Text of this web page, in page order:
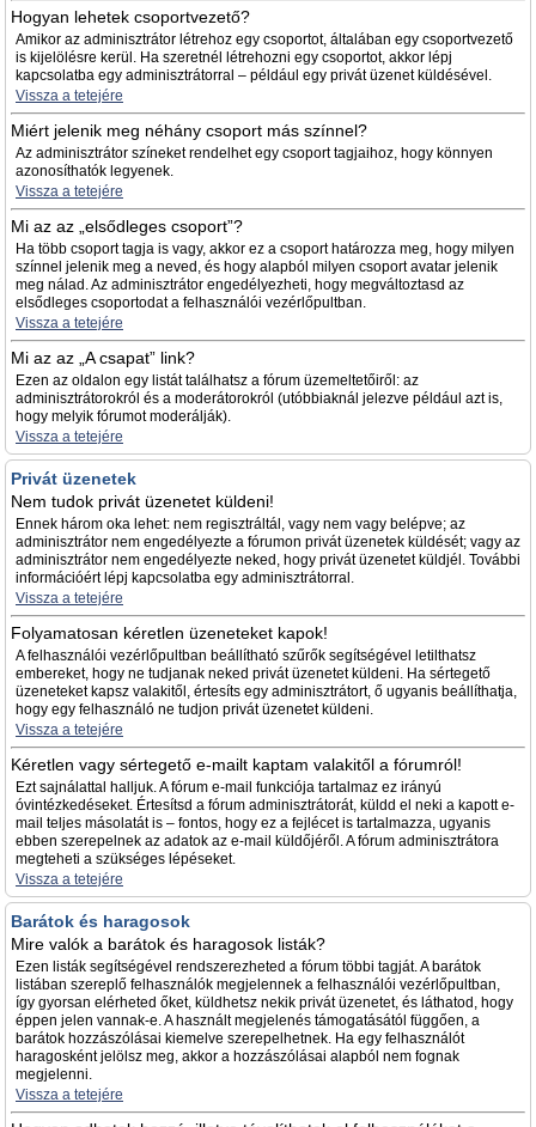
Hogyan lehetek csoportvezető?
Amikor az adminisztrátor létrehoz egy csoportot, általában egy csoportvezető
is kijelölésre kerül. Ha szeretnél létrehozni egy csoportot, akkor lépj
kapcsolatba egy adminisztrátorral – például egy privát üzenet küldésével.
Vissza a tetejére
Miért jelenik meg néhány csoport más színnel?
Az adminisztrátor színeket rendelhet egy csoport tagjaihoz, hogy könnyen
azonosíthatók legyenek.
Vissza a tetejére
Mi az az „elsődleges csoport”?
Ha több csoport tagja is vagy, akkor ez a csoport határozza meg, hogy milyen
színnel jelenik meg a neved, és hogy alapból milyen csoport avatar jelenik
meg nálad. Az adminisztrátor engedélyezheti, hogy megváltoztasd az
elsődleges csoportodat a felhasználói vezérlőpultban.
Vissza a tetejére
Mi az az „A csapat” link?
Ezen az oldalon egy listát találhatsz a fórum üzemeltetőiről: az
adminisztrátorokról és a moderátorokról (utóbbiaknál jelezve például azt is,
hogy melyik fórumot moderálják).
Vissza a tetejére
Privát üzenetek
Nem tudok privát üzenetet küldeni!
Ennek három oka lehet: nem regisztráltál, vagy nem vagy belépve; az
adminisztrátor nem engedélyezte a fórumon privát üzenetek küldését; vagy az
adminisztrátor nem engedélyezte neked, hogy privát üzenetet küldjél. További
információért lépj kapcsolatba egy adminisztrátorral.
Vissza a tetejére
Folyamatosan kéretlen üzeneteket kapok!
A felhasználói vezérlőpultban beállítható szűrők segítségével letilthatsz
embereket, hogy ne tudjanak neked privát üzenetet küldeni. Ha sértegető
üzeneteket kapsz valakitől, értesíts egy adminisztrátort, ő ugyanis beállíthatja,
hogy egy felhasználó ne tudjon privát üzenetet küldeni.
Vissza a tetejére
Kéretlen vagy sértegető e-mailt kaptam valakitől a fórumról!
Ezt sajnálattal halljuk. A fórum e-mail funkciója tartalmaz ez irányú
óvintézkedéseket. Értesítsd a fórum adminisztrátorát, küldd el neki a kapott e-
mail teljes másolatát is – fontos, hogy ez a fejlécet is tartalmazza, ugyanis
ebben szerepelnek az adatok az e-mail küldőjéről. A fórum adminisztrátora
megteheti a szükséges lépéseket.
Vissza a tetejére
Barátok és haragosok
Mire valók a barátok és haragosok listák?
Ezen listák segítségével rendszerezheted a fórum többi tagját. A barátok
listában szereplő felhasználók megjelennek a felhasználói vezérlőpultban,
így gyorsan elérheted őket, küldhetsz nekik privát üzenetet, és láthatod, hogy
éppen jelen vannak-e. A használt megjelenés támogatásától függően, a
barátok hozzászólásai kiemelve szerepelhetnek. Ha egy felhasználót
haragosként jelölsz meg, akkor a hozzászólásai alapból nem fognak
megjelenni.
Vissza a tetejére